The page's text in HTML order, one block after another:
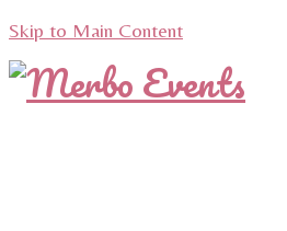
Skip to Main Content